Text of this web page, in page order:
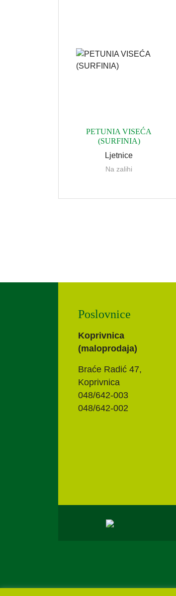
PETUNIA VISEĆA
(SURFINIA)
Ljetnice
Na zalihi
Poslovnice
Koprivnica
(maloprodaja)
Braće Radić 47,
Koprivnica
048/642-003
048/642-002